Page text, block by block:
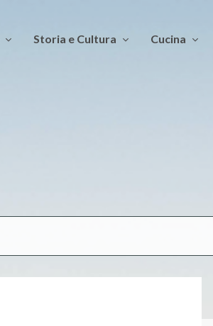
Storia e Cultura Cucina